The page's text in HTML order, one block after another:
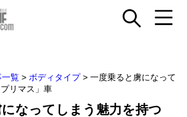
一覧 > ボディタイプ > 一度乗ると虜になって
リマス」車
なってしまう魅力を持つ